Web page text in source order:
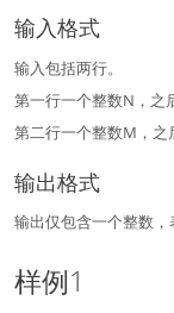
输入格式
输入包括两行。
第一行一个整数N，之
第二行一个整数M，之
输出格式
输出仅包含一个整数，
样例1